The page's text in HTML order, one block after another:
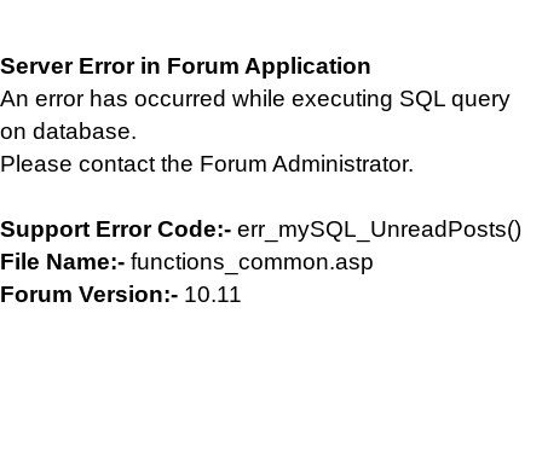
Server Error in Forum Application
An error has occurred while executing SQL query
on database.
Please contact the Forum Administrator.
Support Error Code:- err_mySQL_UnreadPosts()
File Name:- functions_common.asp
Forum Version:- 10.11